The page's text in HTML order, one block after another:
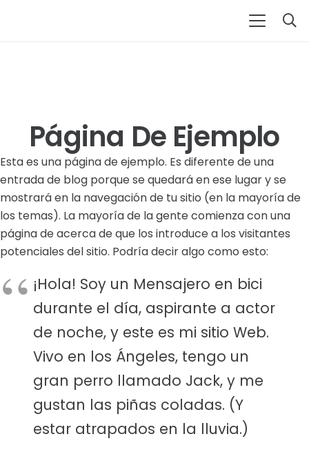
Página De Ejemplo
Esta es una página de ejemplo. Es diferente de una
entrada de blog porque se quedará en ese lugar y se
mostrará en la navegación de tu sitio (en la mayoría de
los temas). La mayoría de la gente comienza con una
página de acerca de que los introduce a los visitantes
potenciales del sitio. Podría decir algo como esto:
¡Hola! Soy un Mensajero en bici
durante el día, aspirante a actor
de noche, y este es mi sitio Web.
Vivo en los Ángeles, tengo un
gran perro llamado Jack, y me
gustan las piñas coladas. (Y
estar atrapados en la lluvia.)